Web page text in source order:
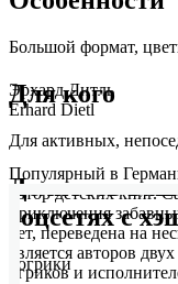
Большой формат,
Для кого
Для активных,
Делитесь
соцсетях с
#огрики
Эрхард Дитль
Erhard Dietl
Популярный в
автор детских книг.
приключения
лет, переведена на
является авторов
огриков и